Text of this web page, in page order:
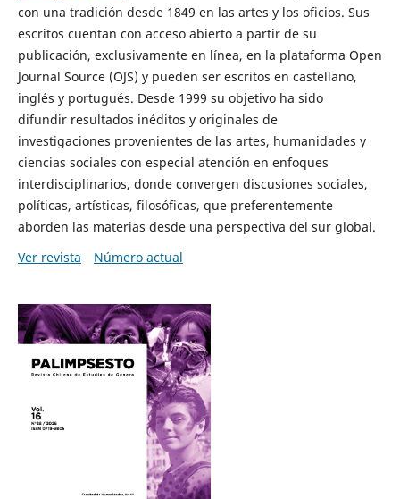
con una tradición desde 1849 en las artes y los oficios. Sus
escritos cuentan con acceso abierto a partir de su
publicación, exclusivamente en línea, en la plataforma Open
Journal Source (OJS) y pueden ser escritos en castellano,
inglés y portugués. Desde 1999 su objetivo ha sido
difundir resultados inéditos y originales de
investigaciones provenientes de las artes, humanidades y
ciencias sociales con especial atención en enfoques
interdisciplinarios, donde convergen discusiones sociales,
políticas, artísticas, filosóficas, que preferentemente
aborden las materias desde una perspectiva del sur global.
Ver revista
Número actual